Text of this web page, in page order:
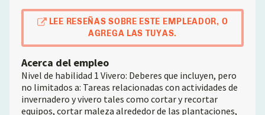
LEE RESEÑAS SOBRE ESTE EMPLEADOR, O
AGREGA LAS TUYAS.
Acerca del empleo
Nivel de habilidad 1 Vivero: Deberes que incluyen, pero
no limitados a: Tareas relacionadas con actividades de
invernadero y vivero tales como cortar y recortar
equipos, cortar maleza alrededor de las plantaciones,